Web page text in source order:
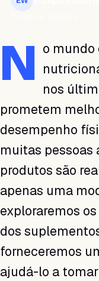
N o mundo
nos
prometem
desempenho
muitas pessoas
produtos são
apenas uma
exploraremos
dos
forneceremos
ajudá-lo a